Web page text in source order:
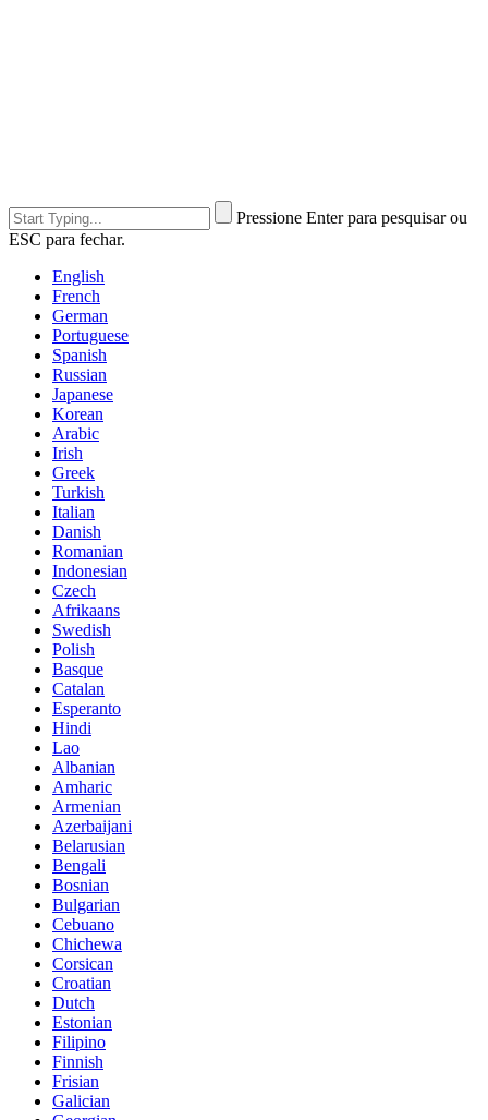
Pressione Enter para pesquisar ou
ESC para fechar.
English
French
German
Portuguese
Spanish
Russian
Japanese
Korean
Arabic
Irish
Greek
Turkish
Italian
Danish
Romanian
Indonesian
Czech
Afrikaans
Swedish
Polish
Basque
Catalan
Esperanto
Hindi
Lao
Albanian
Amharic
Armenian
Azerbaijani
Belarusian
Bengali
Bosnian
Bulgarian
Cebuano
Chichewa
Corsican
Croatian
Dutch
Estonian
Filipino
Finnish
Frisian
Galician